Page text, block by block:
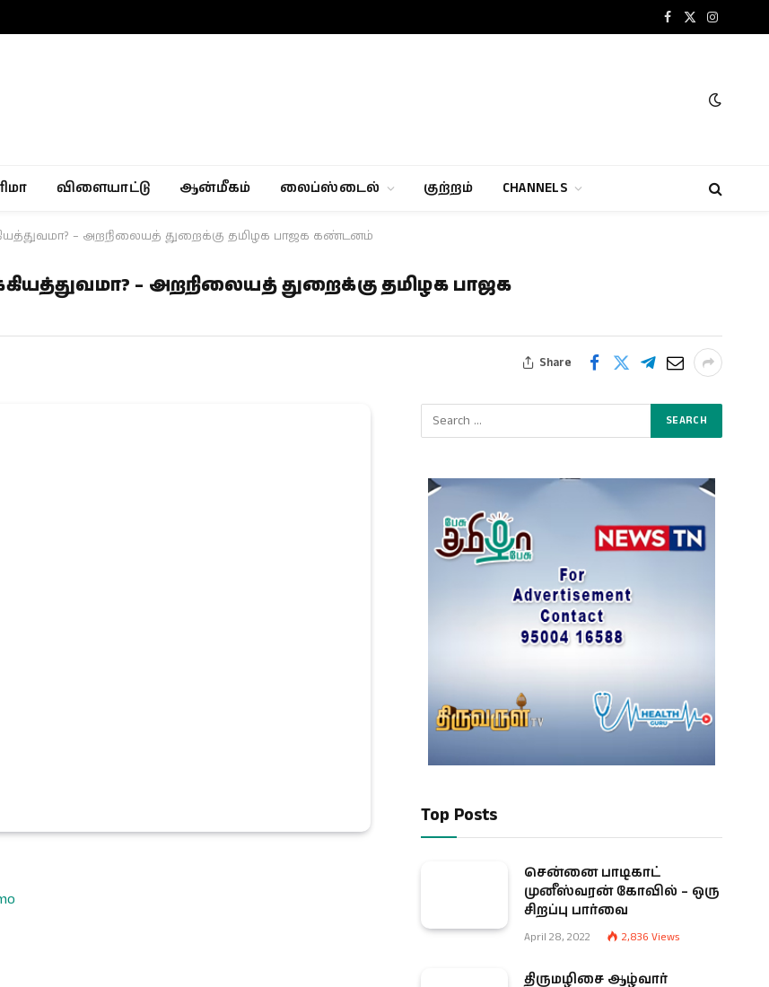
Facebook
X
Instagram
விளையாட்டு ஆன்மீகம் லைப்ஸ்டைல் குற்றம் CHANNELS
– அறநிலையத் துறைக்கு தமிழக பாஜக கண்டனம்
– அறநிலையத் துறைக்கு தமிழக பாஜக
Share
Top Posts
சென்னை பாடிகாட்
முனீஸ்வரன் கோவில் – ஒரு
சிறப்பு பார்வை
April 28, 2022 2,836 Views
திருமழிசை ஆழ்வார்